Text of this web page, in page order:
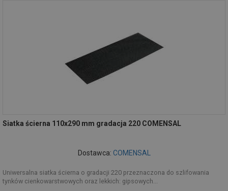
Siatka ścierna 110x290 mm gradacja 220 COMENSAL
Dostawca: COMENSAL
Uniwersalna siatka ścierna o gradacji 220 przeznaczona do szlifowania
tynków cienkowarstwowych oraz lekkich: gipsowych...